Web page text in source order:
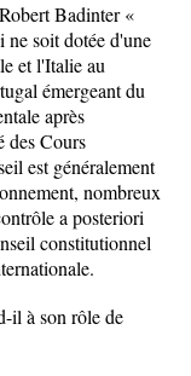
Badinter «
ne soit dotée d'une
et l'Italie au
émergeant du
après
des Cours
est généralement
nombreux
a posteriori
constitutionnel
il à son rôle de